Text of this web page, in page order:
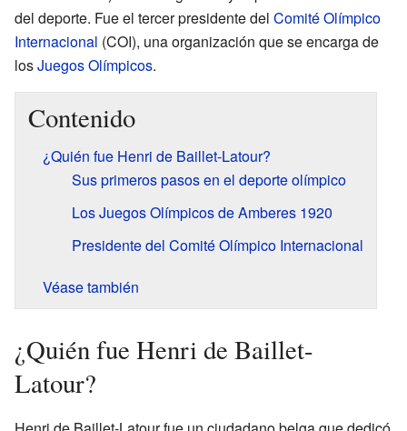
del deporte. Fue el tercer presidente del Comité Olímpico
Internacional (COI), una organización que se encarga de
losJuegos Olímpicos.
Contenido
¿Quién fue Henri de Baillet-Latour?
Sus primeros pasos en el deporte olímpico
Los Juegos Olímpicos de Amberes 1920
Presidente del Comité Olímpico Internacional
Véase también
¿Quién fue Henri de Baillet-
Latour?